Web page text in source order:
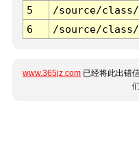
5
/source/
6
/source/
www.365jz.com 已经将此出错